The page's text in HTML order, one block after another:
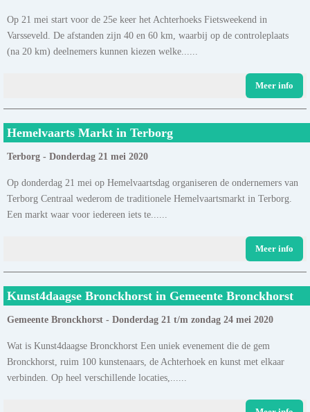
Op 21 mei start voor de 25e keer het Achterhoeks Fietsweekend in
Varsseveld. De afstanden zijn 40 en 60 km, waarbij op de controleplaats
(na 20 km) deelnemers kunnen kiezen welke......
Meer info
Hemelvaarts Markt in Terborg
Terborg - Donderdag 21 mei 2020
Op donderdag 21 mei op Hemelvaartsdag organiseren de ondernemers van
Terborg Centraal wederom de traditionele Hemelvaartsmarkt in Terborg.
Een markt waar voor iedereen iets te......
Meer info
Kunst4daagse Bronckhorst in Gemeente Bronckhorst
Gemeente Bronckhorst - Donderdag 21 t/m zondag 24 mei 2020
Wat is Kunst4daagse Bronckhorst Een uniek evenement die de gem
Bronckhorst, ruim 100 kunstenaars, de Achterhoek en kunst met elkaar
verbinden. Op heel verschillende locaties,......